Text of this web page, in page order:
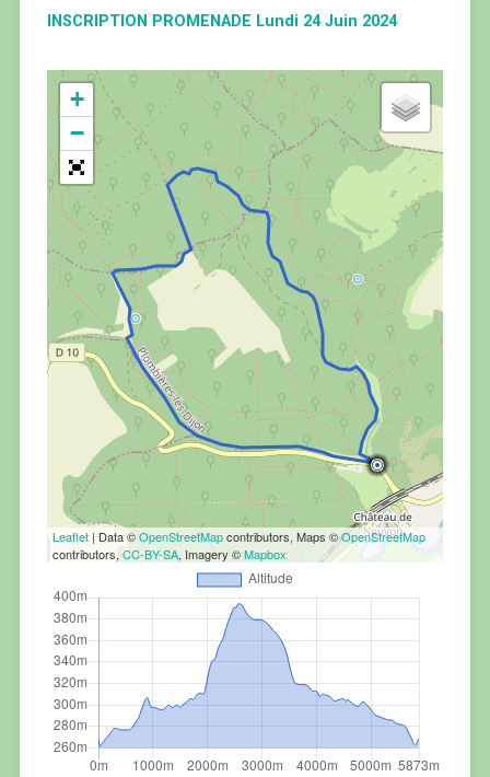
INSCRIPTION PROMENADE Lundi 24 Juin 2024
+
−
Leaflet| Data ©OpenStreetMapcontributors, Maps ©OpenStreetMap
contributors, CC-BY-SA, Imagery ©Mapbox